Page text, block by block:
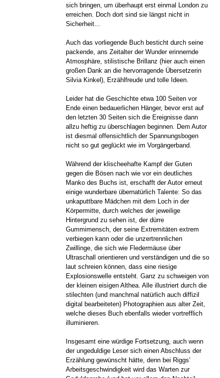
sich bringen, um überhaupt erst einmal London zu
erreichen. Doch dort sind sie längst nicht in
Sicherheit...
Auch das vorliegende Buch besticht durch seine
packende, ans Zeitalter der Wunder erinnernde
Atmosphäre, stilistische Brillanz (hier auch einen
großen Dank an die hervorragende Übersetzerin
Silvia Kinkel), Erzählfreude und tolle Ideen.
Leider hat die Geschichte etwa 100 Seiten vor
Ende einen bedauerlichen Hänger, bevor erst auf
den letzten 30 Seiten sich die Ereignisse dann
allzu heftig zu überschlagen beginnen. Dem Autor
ist diesmal offensichtlich der Spannungsbogen
nicht so gut geglückt wie im Vorgängerband.
Während der klischeehafte Kampf der Guten
gegen die Bösen nach wie vor ein deutliches
Manko des Buchs ist, erschafft der Autor erneut
einige wunderbare übernatürlich Talente: So das
unkaputtbare Mädchen mit dem Loch in der
Körpermitte, durch welches der jeweilige
Hintergrund zu sehen ist, der dürre
Gummimensch, der seine Extremitäten extrem
verbiegen kann oder die unzertrennlichen
Zwillinge, die sich wie Fledermäuse über
Ultraschall orientieren und verständigen und die so
laut schreien können, dass eine riesige
Explosionswelle entsteht. Ganz zu schweigen von
der kleinen eisigen Althea. Alle illustriert durch die
stilechten (und manchmal natürlich auch diffizil
digital bearbeiteten) Photographien aus alter Zeit,
welche dieses Buch ebenfalls wieder vortrefflich
illuminieren.
Insgesamt eine würdige Fortsetzung, auch wenn
der ungeduldige Leser sich einen Abschluss der
Erzählung gewünscht hätte, denn bei Riggs’
Arbeitsgeschwindigkeit wird das Warten zur